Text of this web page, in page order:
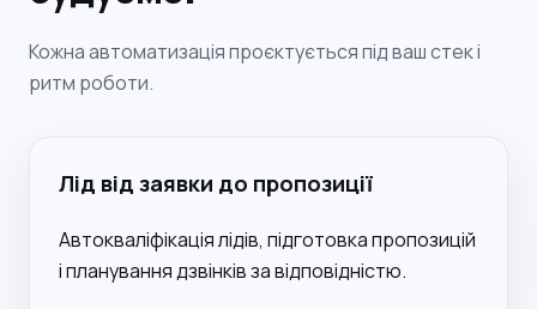
Кожна автоматизація проєктується під ваш стек і
ритм роботи.
Лід від заявки до пропозиції
Автокваліфікація лідів, підготовка пропозицій
і планування дзвінків за відповідністю.